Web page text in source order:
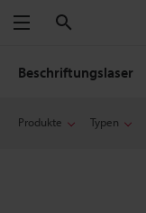
Menü
Beschriftungslaser
Produkte Typen